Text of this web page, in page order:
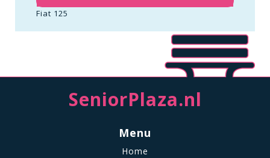
Fiat 125
SeniorPlaza.nl
Menu
Home